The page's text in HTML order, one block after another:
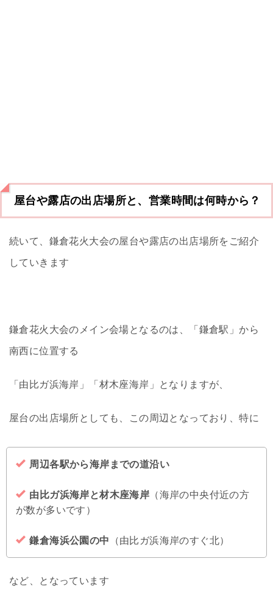
屋台や露店の出店場所と、営業時間は何時から？
続いて、鎌倉花火大会の屋台や露店の出店場所をご紹介
していきます
鎌倉花火大会のメイン会場となるのは、「鎌倉駅」から
南西に位置する
「由比ガ浜海岸」「材木座海岸」となりますが、
屋台の出店場所としても、この周辺となっており、特に
周辺各駅から海岸までの道沿い
由比ガ浜海岸と材木座海岸 （海岸の中央付近の方
が数が多いです）
鎌倉海浜公園の中 （由比ガ浜海岸のすぐ北）
など、となっています